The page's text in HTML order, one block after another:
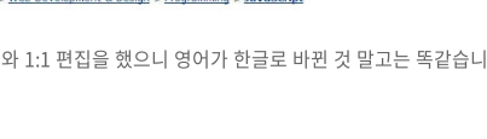
1:1 편집을 했으니 영어가 한글로 바뀐 것 말고는 똑같습